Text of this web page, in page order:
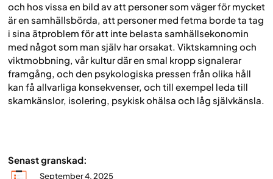
och hos vissa en bild av att personer som väger för mycket
är en samhällsbörda, att personer med fetma borde ta tag
i sina ätproblem för att inte belasta samhällsekonomin
med något som man själv har orsakat. Viktskamning och
viktmobbning, vår kultur där en smal kropp signalerar
framgång, och den psykologiska pressen från olika håll
kan få allvarliga konsekvenser, och till exempel leda till
skamkänslor, isolering, psykisk ohälsa och låg självkänsla.
Senast granskad:
September 4, 2025